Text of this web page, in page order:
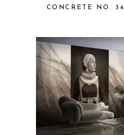
CONCRETE NO. 34